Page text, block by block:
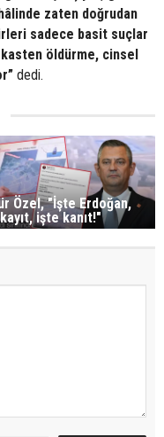
zaten doğrudan
sadece basit suçlar
kasten öldürme, cinsel
dedi.
Özel, "İşte Erdoğan,
işte kanıt!"